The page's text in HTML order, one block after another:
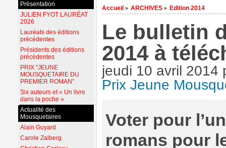
Accueil > ARCHIVES > Edition 2014
Le bulletin
2014 à
jeudi 10 avril 2014
Prix Jeune
Voter pour
romans pour
Présentation
JULIEN FYOT LAURÉAT
2026
Lauréats des éditions
précédentes
Présidents des éditions
précédentes
PRIX "JEUNE
MOUSQUETAIRE DU
PREMIER ROMAN"
Six auteurs et « Un livre
dans la poche »
Actualité des
Mousquetaires
Alain Guyard
Carole Zalberg